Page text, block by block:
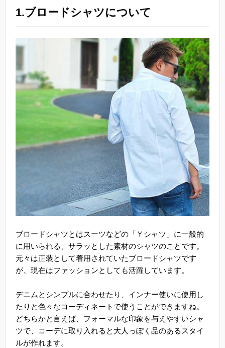
1.ブロードシャツについて
ブロードシャツとはスーツなどの「Ｙシャツ」に一般的
に用いられる、サラッとした素材のシャツのことです。
元々は正装として着用されていたブロードシャツです
が、現在はファッションとしても活躍しています。
デニムとシンプルに合わせたり、インナー使いに使用し
たりと色々なコーディネートで使うことができますね。
どちらかと言えば、フォーマルな印象を与えやすいシャ
ツで、コーデに取り入れると大人っぽく品のあるスタイ
ルが作れます。